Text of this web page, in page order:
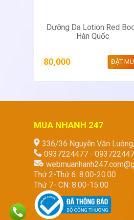
Dưỡng Da Lotion Red
Hàn Quốc
80,000 ĐẶT
MUA NHANH 247
336/36 Nguyễn Văn
0937224477 -
Thứ 2-Thứ 6: 8.00-20.00
Thứ 7- CN: 8.00-15.00